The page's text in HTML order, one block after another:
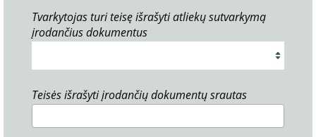
Tvarkytojas turi teisę išrašyti atliekų sutvarkymą
įrodančius dokumentus
Teisės išrašyti įrodančių dokumentų srautas